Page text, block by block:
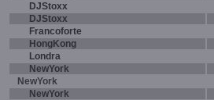
DJStoxx
DJStoxx
Francoforte
HongKong
Londra
NewYork
NewYork
NewYork